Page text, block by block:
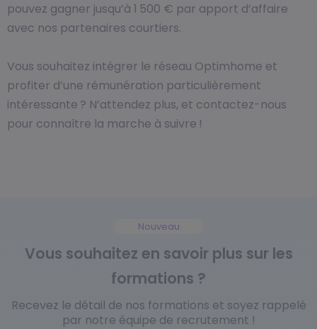
pouvez gagner jusqu’à 1 500 € par apport d’affaire
avec nos partenaires courtiers.
Vous souhaitez intégrer le réseau Optimhome et
profiter d’une rémunération particulièrement
intéressante ? N’attendez plus, et contactez-nous
pour connaître la marche à suivre !
Nouveau
Vous souhaitez en savoir plus sur les
formations ?
Recevez le détail de nos formations et soyez rappelé
par notre équipe de recrutement !